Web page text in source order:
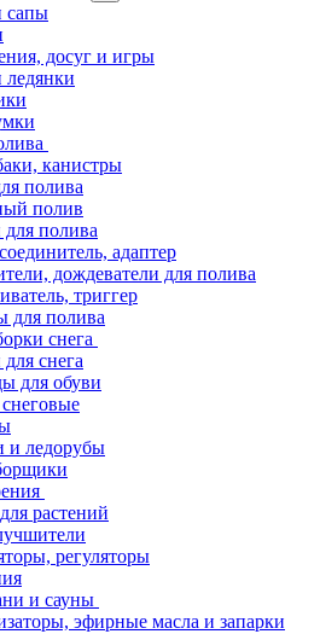
сапы
досуг и игры
канистры
полива
полив
полива
адаптер
дождеватели для полива
триггер
для полива
снега
снега
для обуви
и ледорубы
растений
регуляторы
и сауны
эфирные масла и запарки